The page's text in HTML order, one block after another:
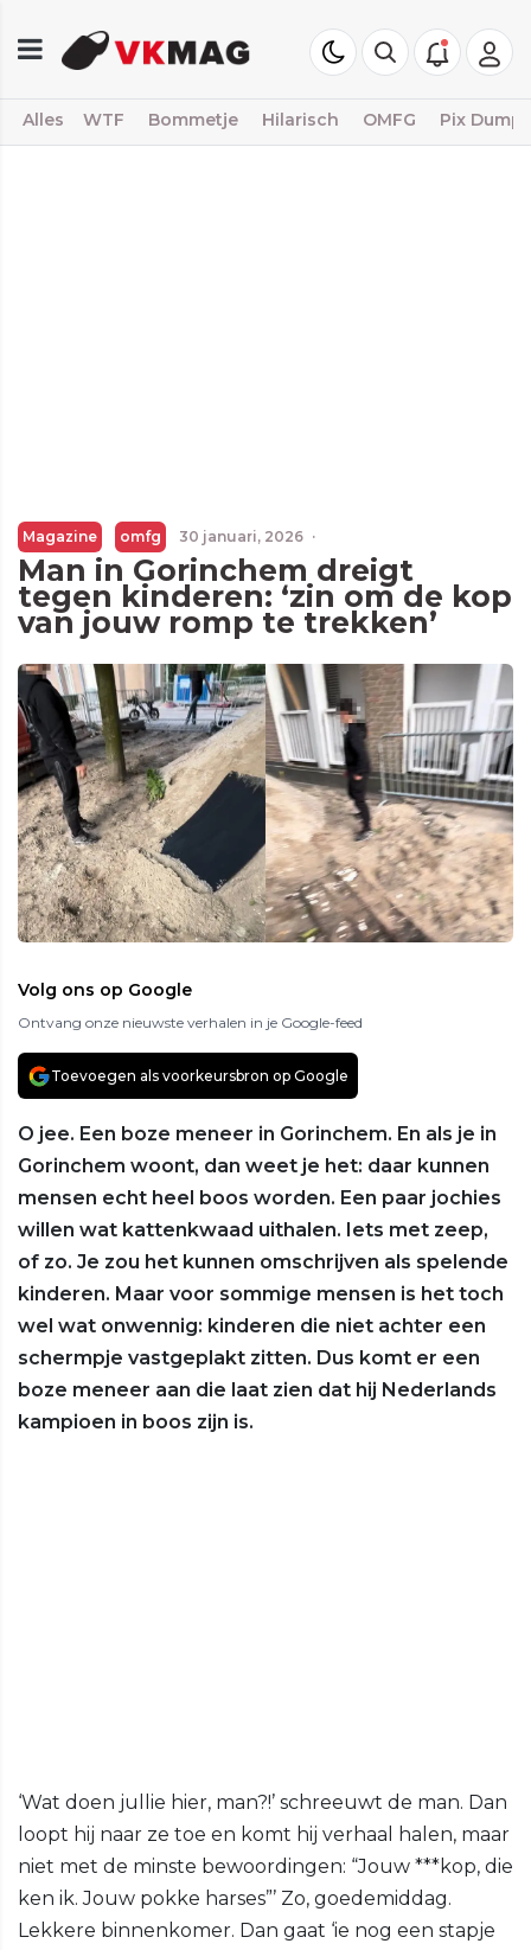
Alles WTF Bommetje Hilarisch OMFG Pix Dump
Magazine omfg 30 januari, 2026 ·
Man in Gorinchem dreigt
tegen kinderen: ‘zin om de kop
van jouw romp te trekken’
Volg ons op Google
Ontvang onze nieuwste verhalen in je Google-feed
Toevoegen als voorkeursbron op Google
O jee. Een boze meneer in Gorinchem. En als je in
Gorinchem woont, dan weet je het: daar kunnen
mensen echt heel boos worden. Een paar jochies
willen wat kattenkwaad uithalen. Iets met zeep,
of zo. Je zou het kunnen omschrijven als spelende
kinderen. Maar voor sommige mensen is het toch
wel wat onwennig: kinderen die niet achter een
schermpje vastgeplakt zitten. Dus komt er een
boze meneer aan die laat zien dat hij Nederlands
kampioen in boos zijn is.
‘Wat doen jullie hier, man?!’ schreeuwt de man. Dan
loopt hij naar ze toe en komt hij verhaal halen, maar
niet met de minste bewoordingen: “Jouw ***kop, die
ken ik. Jouw pokke harses”’ Zo, goedemiddag.
Lekkere binnenkomer. Dan gaat ‘ie nog een stapje